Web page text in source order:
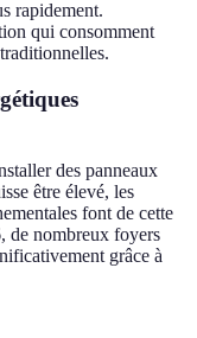
rapidement.
qui consomment
des panneaux
être élevé, les
font de cette
de nombreux foyers
grâce à